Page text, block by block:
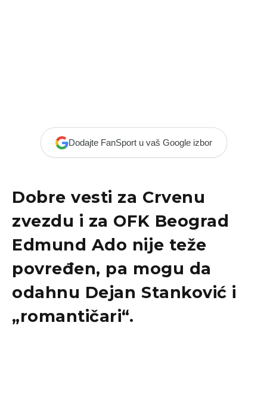
Dodajte FanSport u vaš Google izbor
Dobre vesti za Crvenu
zvezdu i za OFK Beograd
Edmund Ado nije teže
povređen, pa mogu da
odahnu Dejan Stanković i
„romantičari“.